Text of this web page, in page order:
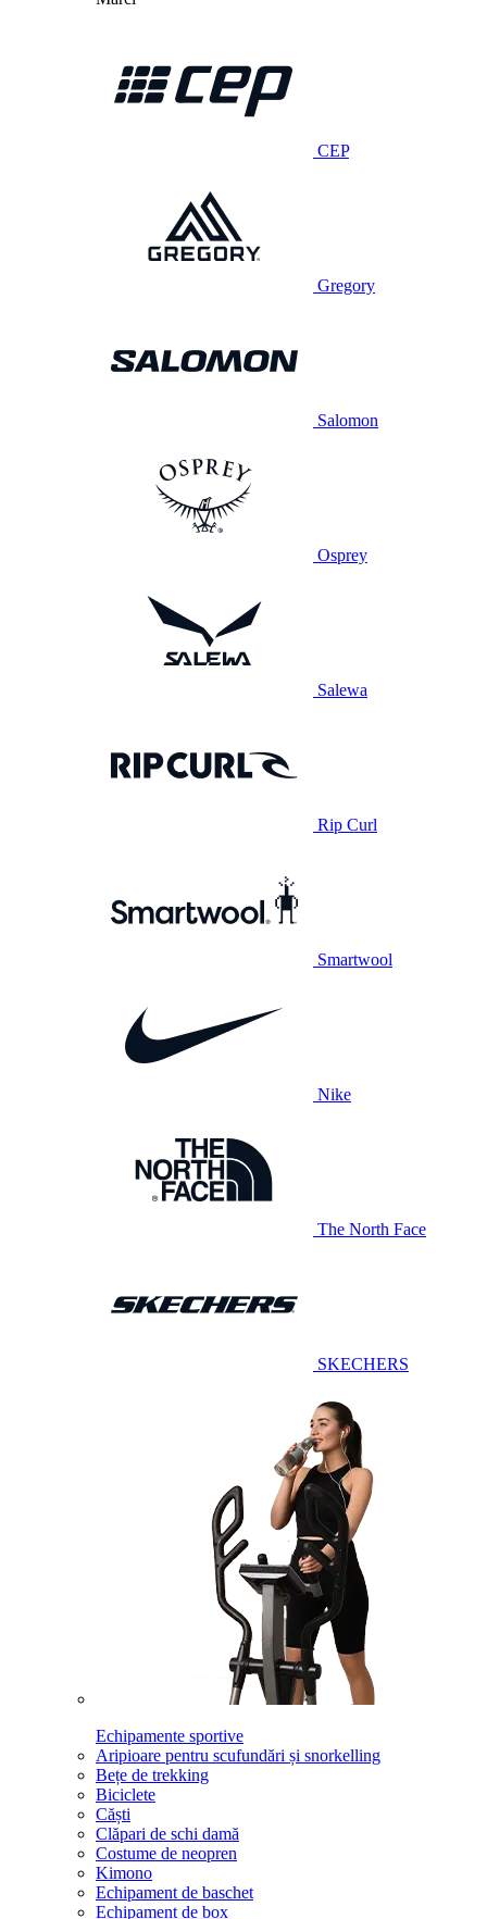
CEP
Gregory
Salomon
Osprey
Salewa
Rip Curl
Smartwool
Nike
The North Face
SKECHERS
Echipamente sportive
Aripioare pentru scufundări și snorkelling
Bețe de trekking
Biciclete
Căști
Clăpari de schi damă
Costume de neopren
Kimono
Echipament de baschet
Echipament de box